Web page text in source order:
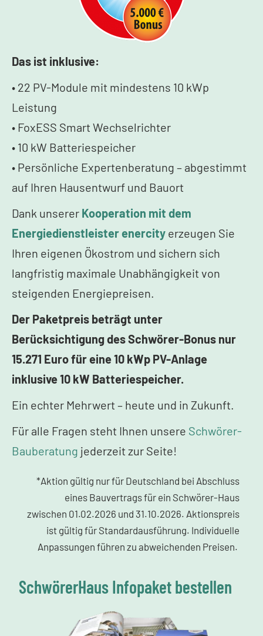
Das ist inklusive:
• 22 PV-Module mit mindestens 10 kWp
Leistung
• FoxESS Smart Wechselrichter
• 10 kW Batteriespeicher
• Persönliche Expertenberatung – abgestimmt
auf Ihren Hausentwurf und Bauort
Dank unserer Kooperation mit dem
Energiedienstleister enercity erzeugen Sie
Ihren eigenen Ökostrom und sichern sich
langfristig maximale Unabhängigkeit von
steigenden Energiepreisen.
Der Paketpreis beträgt unter
Berücksichtigung des Schwörer-Bonus nur
15.271 Euro für eine 10 kWp PV-Anlage
inklusive 10 kW Batteriespeicher.
Ein echter Mehrwert – heute und in Zukunft.
Für alle Fragen steht Ihnen unsere Schwörer-
Bauberatung jederzeit zur Seite!
*Aktion gültig nur für Deutschland bei Abschluss
eines Bauvertrags für ein Schwörer-Haus
zwischen 01.02.2026 und 31.10.2026. Aktionspreis
ist gültig für Standardausführung. Individuelle
Anpassungen führen zu abweichenden Preisen.
SchwörerHaus Infopaket bestellen